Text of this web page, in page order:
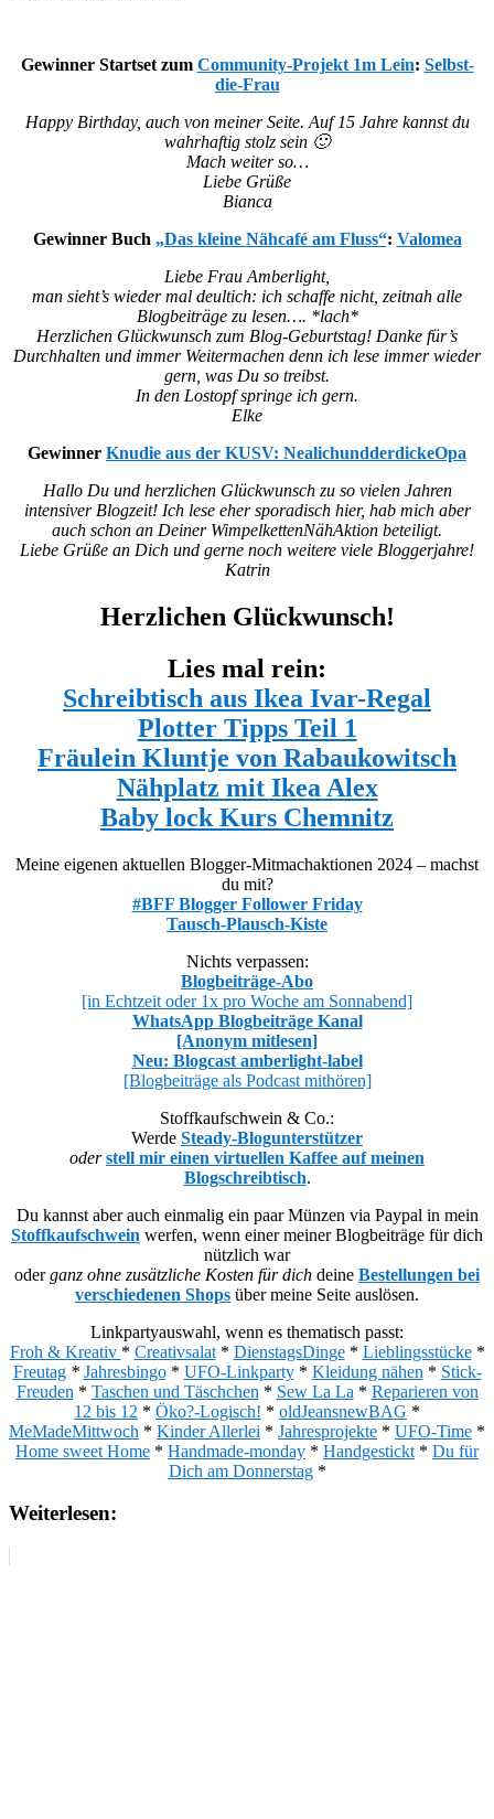
Gewinner Startset zum Community-Projekt 1m Lein: Selbst-
die-Frau
Happy Birthday, auch von meiner Seite. Auf 15 Jahre kannst du
wahrhaftig stolz sein 🙂
Mach weiter so…
Liebe Grüße
Bianca
Gewinner Buch „Das kleine Nähcafé am Fluss“: Valomea
Liebe Frau Amberlight,
man sieht’s wieder mal deultich: ich schaffe nicht, zeitnah alle
Blogbeiträge zu lesen…. *lach*
Herzlichen Glückwunsch zum Blog-Geburtstag! Danke für’s
Durchhalten und immer Weitermachen denn ich lese immer wieder
gern, was Du so treibst.
In den Lostopf springe ich gern.
Elke
Gewinner Knudie aus der KUSV: NealichundderdickeOpa
Hallo Du und herzlichen Glückwunsch zu so vielen Jahren
intensiver Blogzeit! Ich lese eher sporadisch hier, hab mich aber
auch schon an Deiner WimpelkettenNähAktion beteiligt.
Liebe Grüße an Dich und gerne noch weitere viele Bloggerjahre!
Katrin
Herzlichen Glückwunsch!
Lies mal rein:
Schreibtisch aus Ikea Ivar-Regal
Plotter Tipps Teil 1
Fräulein Kluntje von Rabaukowitsch
Nähplatz mit Ikea Alex
Baby lock Kurs Chemnitz
Meine eigenen aktuellen Blogger-Mitmachaktionen 2024 – machst
du mit?
#BFF Blogger Follower Friday
Tausch-Plausch-Kiste
Nichts verpassen:
Blogbeiträge-Abo
[in Echtzeit oder 1x pro Woche am Sonnabend]
WhatsApp Blogbeiträge Kanal
[Anonym mitlesen]
Neu: Blogcast amberlight-label
[Blogbeiträge als Podcast mithören]
Stoffkaufschwein & Co.:
Werde Steady-Blogunterstützer
oder stell mir einen virtuellen Kaffee auf meinen
Blogschreibtisch.
Du kannst aber auch einmalig ein paar Münzen via Paypal in mein
Stoffkaufschwein werfen, wenn einer meiner Blogbeiträge für dich
nützlich war
oderganz ohne zusätzliche Kosten für dich deine Bestellungen bei
verschiedenen Shops über meine Seite auslösen.
Linkpartyauswahl, wenn es thematisch passt:
Froh & Kreativ * Creativsalat* DienstagsDinge* Lieblingsstücke*
Freutag* Jahresbingo* UFO-Linkparty* Kleidung nähen * Stick-
Freuden * Taschen und Täschchen * Sew La La * Reparieren von
12 bis 12 * Öko?-Logisch! * oldJeansnewBAG *
MeMadeMittwoch * Kinder Allerlei * Jahresprojekte * UFO-Time *
Home sweet Home * Handmade-monday * Handgestickt * Du für
Dich am Donnerstag*
Weiterlesen: